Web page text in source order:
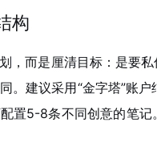
构
，而是厘清目标：是要
。建议采用“金字塔”账
置5-8条不同创意的笔